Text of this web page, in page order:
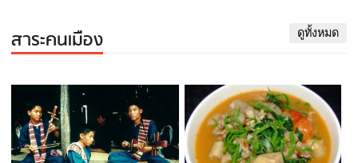
สาระคนเมือง ดูทั้งหมด